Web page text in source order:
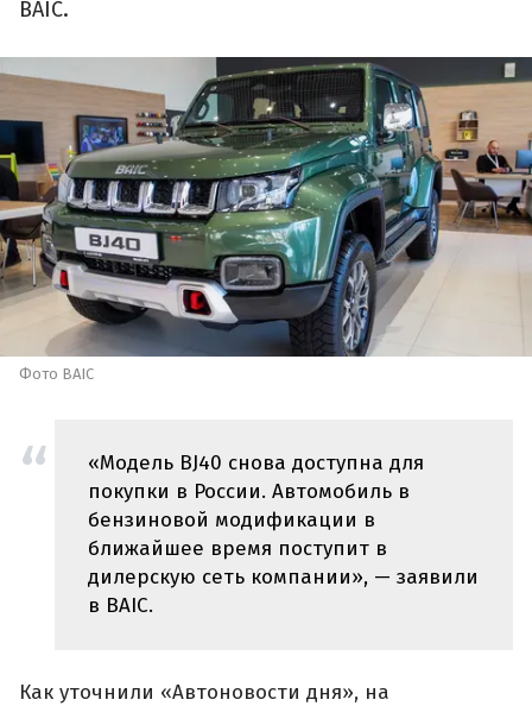
BAIC.
Фото BAIC
«Модель BJ40 снова доступна для
покупки в России. Автомобиль в
бензиновой модификации в
ближайшее время поступит в
дилерскую сеть компании», — заявили
в BAIC.
Как уточнили «Автоновости дня», на